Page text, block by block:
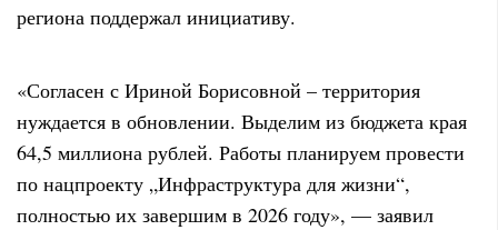
региона поддержал инициативу.
«Согласен с Ириной Борисовной – территория
нуждается в обновлении. Выделим из бюджета края
64,5 миллиона рублей. Работы планируем провести
по нацпроекту „Инфраструктура для жизни“,
полностью их завершим в 2026 году», — заявил